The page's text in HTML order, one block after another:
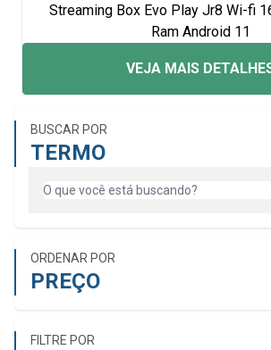
BUSCAR POR
TERMO
ORDENAR POR
PREÇO
FILTRE POR
Streaming Box Evo Play Jr8 Wi-fi
Ram Android 11
VEJA MAIS